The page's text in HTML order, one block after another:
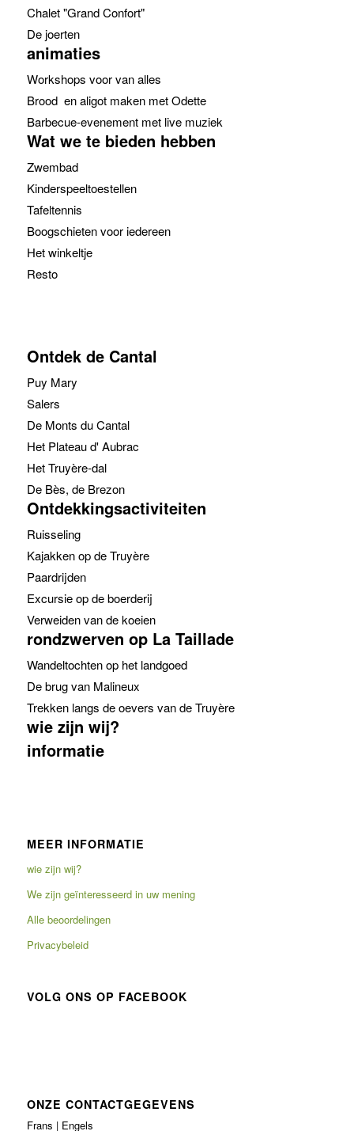
Chalet "Grand Confort"
De joerten
animaties
Workshops voor van alles
Brood en aligot maken met Odette
Barbecue-evenement met live muziek
Wat we te bieden hebben
Zwembad
Kinderspeeltoestellen
Tafeltennis
Boogschieten voor iedereen
Het winkeltje
Resto
Ontdek de Cantal
Puy Mary
Salers
De Monts du Cantal
Het Plateau d' Aubrac
Het Truyère-dal
De Bès, de Brezon
Ontdekkingsactiviteiten
Ruisseling
Kajakken op de Truyère
Paardrijden
Excursie op de boerderij
Verweiden van de koeien
rondzwerven op La Taillade
Wandeltochten op het landgoed
De brug van Malineux
Trekken langs de oevers van de Truyère
wie zijn wij?
informatie
MEER INFORMATIE
wie zijn wij?
We zijn geïnteresseerd in uw mening
Alle beoordelingen
Privacybeleid
VOLG ONS OP FACEBOOK
ONZE CONTACTGEGEVENS
Frans | Engels